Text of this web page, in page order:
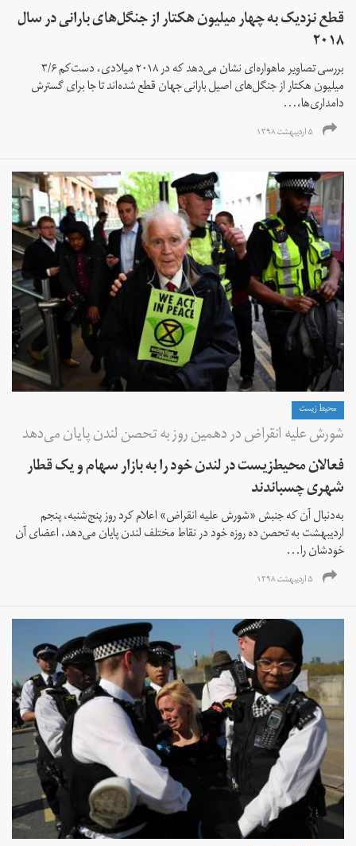
قطع نزدیک به چهار میلیون هکتار از جنگل‌های بارانی در سال
۲۰۱۸
بررسی تصاویر ماهواره‌ای نشان می‌دهد که در ۲۰۱۸ میلادی، دست‌کم ۳/۶
میلیون هکتار از جنگل‌های اصیل بارانی جهان قطع شده‌اند تا جا برای گسترش
دامداری‌ها،...
۵ اردیبهشت ۱۳۹۸
محیط زیست
شورش علیه انقراض در دهمین روز به تحصن لندن پایان می‌دهد
فعالان محیط‌زیست در لندن خود را به بازار سهام و یک قطار
شهری چسباندند
به‌دنبال آن که جنبش «شورش علیه انقراض» اعلام کرد روز پنج‌شنبه، پنجم
اردیبهشت به تحصن ده روزه خود در نقاط مختلف لندن پایان می‌دهد، اعضای آن
خودشان را...
۵ اردیبهشت ۱۳۹۸